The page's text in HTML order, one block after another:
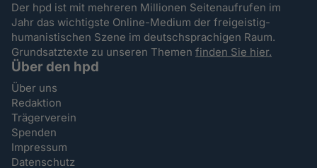
Der hpd ist mit mehreren Millionen Seitenaufrufen im
Jahr das wichtigste Online-Medium der freigeistig-
humanistischen Szene im deutschsprachigen Raum.
Grundsatztexte zu unseren Themenfinden Sie hier.
Über den hpd
Über uns
Redaktion
Trägerverein
Spenden
Impressum
Datenschutz